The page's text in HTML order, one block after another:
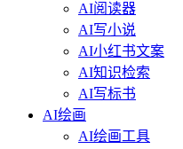
AI阅读器
AI写小说
AI小红书文案
AI知识检索
AI写标书
AI绘画
AI绘画工具